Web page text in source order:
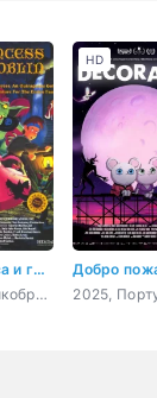
Принцесса и гоблин
1991, Великобритания, Венгрия, Япония, США, Дания, мультфильм, мюзикл, ужасы, фэнтези, мелодрама, комедия, приключения, семейный
HD